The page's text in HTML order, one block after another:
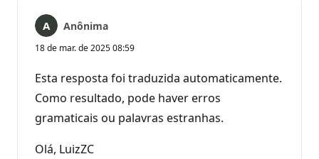
Anônima
18 de mar. de 2025 08:59
Esta resposta foi traduzida automaticamente.
Como resultado, pode haver erros
gramaticais ou palavras estranhas.
Olá, LuizZC